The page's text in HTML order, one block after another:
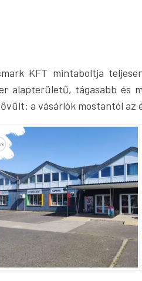
KFT mintaboltja
alapterületű, tágasabb és
a vásárlók mostantól az